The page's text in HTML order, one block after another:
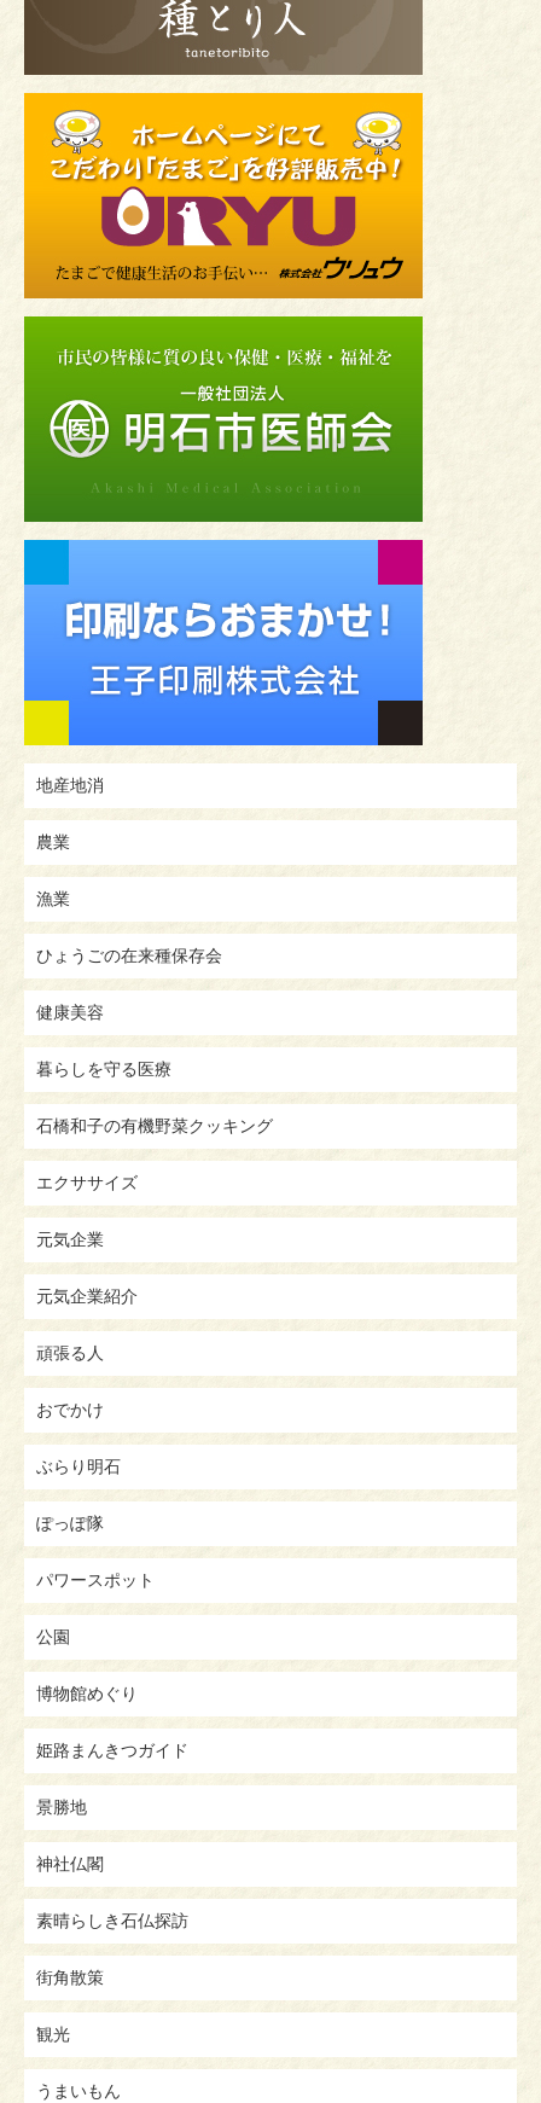
地産地消
農業
漁業
ひょうごの在来種保存会
健康美容
暮らしを守る医療
石橋和子の有機野菜クッキング
エクササイズ
元気企業
元気企業紹介
頑張る人
おでかけ
ぶらり明石
ぽっぽ隊
パワースポット
公園
博物館めぐり
姫路まんきつガイド
景勝地
神社仏閣
素晴らしき石仏探訪
街角散策
観光
うまいもん